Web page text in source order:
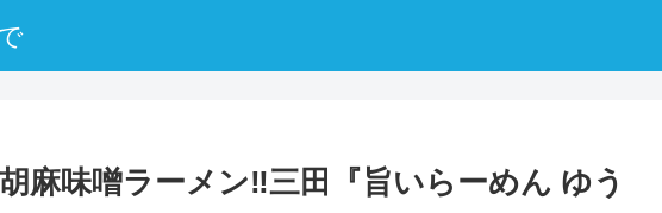
麻味噌ラーメン‼三田『旨いらーめん ゆう